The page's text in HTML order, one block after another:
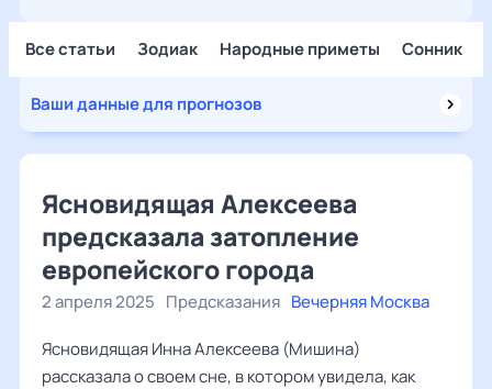
Все статьи Зодиак Народные приметы Сонник
Ваши данные для прогнозов
Ясновидящая Алексеева
предсказала затопление
европейского города
2 апреля 2025 Предсказания Вечерняя Москва
Ясновидящая Инна Алексеева (Мишина)
рассказала о своем сне, в котором увидела, как